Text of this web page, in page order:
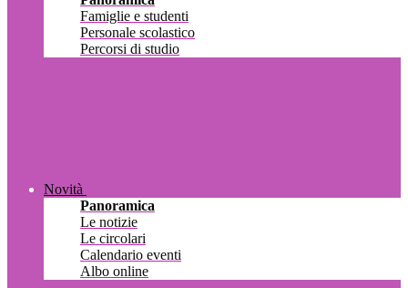
Famiglie e studenti
Personale scolastico
Percorsi di studio
Novità
Panoramica
Le notizie
Le circolari
Calendario eventi
Albo online